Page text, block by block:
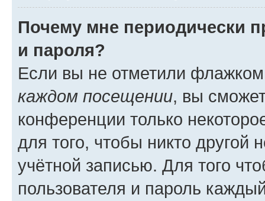
Почему мне периодически
и пароля?
Если вы не отметили
каждом посещении, вы
конференции только
для того, чтобы никто другой
учётной записью. Для того
пользователя и пароль